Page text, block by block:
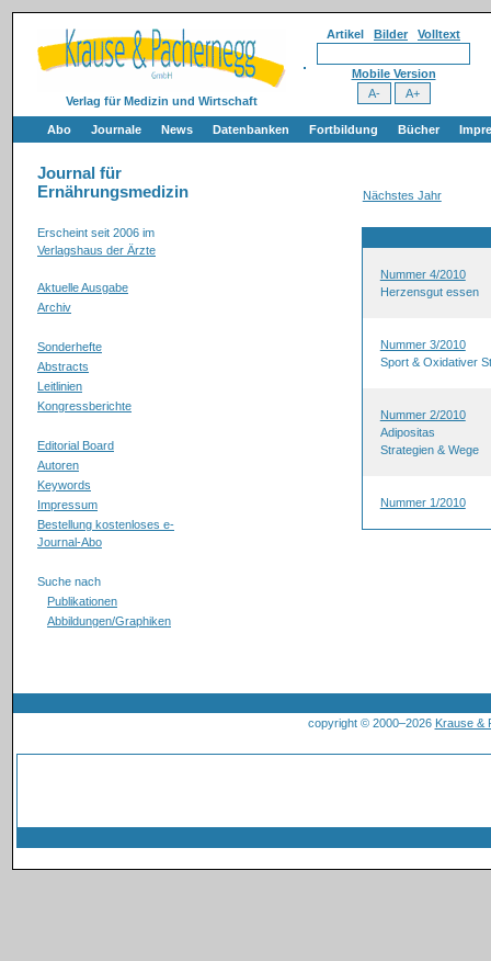
Verlag für Medizin und Wirtschaft
Artikel Bilder Volltext
Mobile Version
Abo Journale News Datenbanken Fortbildung Bücher
Journal für
Ernährungsmedizin
Erscheint seit 2006 im
Verlagshaus der Ärzte
Aktuelle Ausgabe
Archiv
Sonderhefte
Abstracts
Leitlinien
Kongressberichte
Editorial Board
Autoren
Keywords
Impressum
Bestellung kostenloses e-
Journal-Abo
Suche nach
Publikationen
Abbildungen/Graphiken
Nächstes Jahr
Nummer 4/2010
Herzensgut essen
Nummer 3/2010
Sport & Oxidativer
Nummer 2/2010
Adipositas
Strategien & Wege
Nummer 1/2010
copyright © 2000–2026 Krause &